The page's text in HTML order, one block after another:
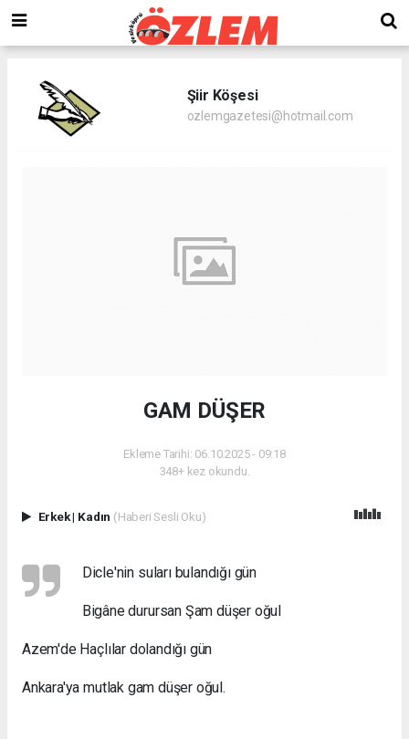
Şiir Köşesi
ozlemgazetesi@hotmail.com
GAM DÜŞER
Ekleme Tarihi: 06.10.2025 - 09:18
348+ kez okundu.
Erkek| Kadın (Haberi Sesli Oku)
Dicle'nin suları bulandığı gün
Bigâne durursan Şam düşer oğul
Azem'de Haçlılar dolandığı gün
Ankara'ya mutlak gam düşer oğul.